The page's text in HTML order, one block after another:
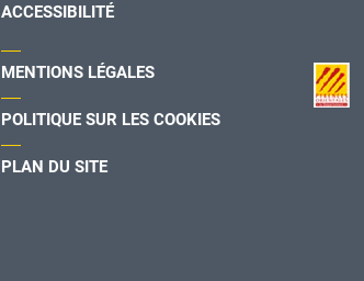
ACCESSIBILITÉ
MENTIONS LÉGALES
POLITIQUE SUR LES COOKIES
PLAN DU SITE